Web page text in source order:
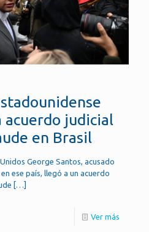
acuerdo judicial
en Brasil
George Santos, acusado
ese país, llegó a un acuerdo
[…]
Ver más